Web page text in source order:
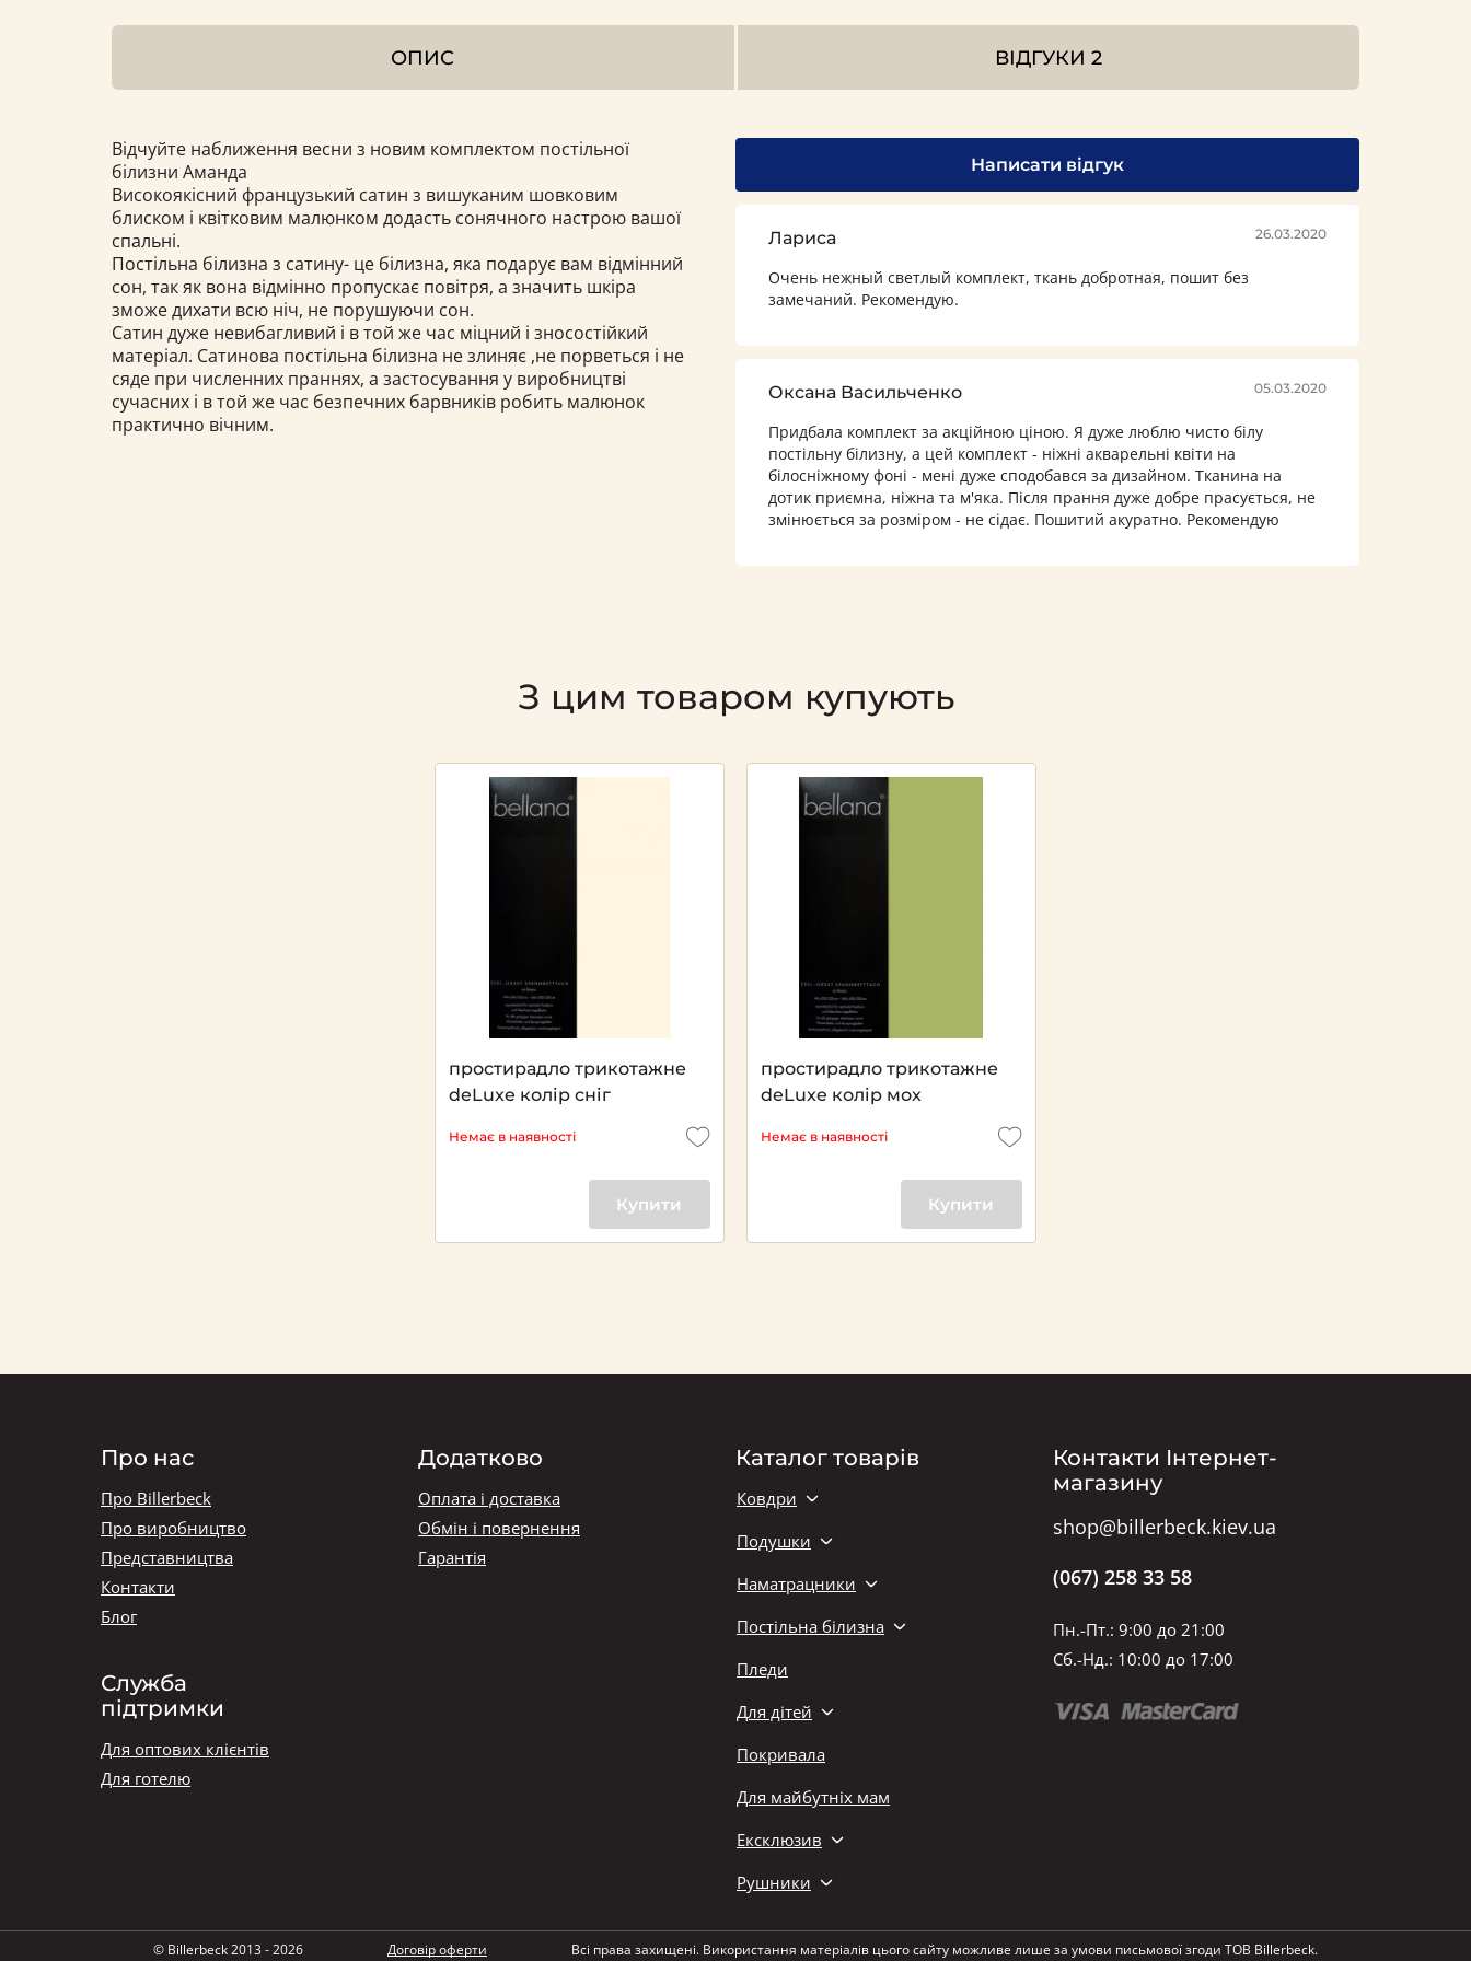
ОПИС ВІДГУКИ 2
Відчуйте наближення весни з новим комплектом постільної
білизни Аманда
Високоякісний французький сатин з вишуканим шовковим
блиском і квітковим малюнком додасть сонячного настрою вашої
спальні.
Постільна білизна з сатину- це білизна, яка подарує вам відмінний
сон, так як вона відмінно пропускає повітря, а значить шкіра
зможе дихати всю ніч, не порушуючи сон.
Сатин дуже невибагливий і в той же час міцний і зносостійкий
матеріал. Сатинова постільна білизна не злиняє ,не порветься і не
сяде при численних праннях, а застосування у виробництві
сучасних і в той же час безпечних барвників робить малюнок
практично вічним.
Написати відгук
Лариса 26.03.2020
Очень нежный светлый комплект, ткань добротная, пошит без
замечаний. Рекомендую.
Оксана Васильченко 05.03.2020
Придбала комплект за акційною ціною. Я дуже люблю чисто білу
постільну білизну, а цей комплект - ніжні акварельні квіти на
білосніжному фоні - мені дуже сподобався за дизайном. Тканина на
дотик приємна, ніжна та м'яка. Після прання дуже добре прасується, не
змінюється за розміром - не сідає. Пошитий акуратно. Рекомендую
З цим товаром купують
простирадло трикотажне
deLuxe колір сніг
Немає в наявності
Купити
простирадло трикотажне
deLuxe колір мох
Немає в наявності
Купити
Каталог товарів
Ковдри
Подушки
Наматрацники
Постільна білизна
Пледи
Для дітей
Покривала
Для майбутніх мам
Ексклюзив
Рушники
Про нас
Про Billerbeck
Про виробництво
Представництва
Контакти
Блог
Служба
підтримки
Для оптових клієнтів
Для готелю
Додатково
Оплата і доставка
Обмін і повернення
Гарантія
Контакти Інтернет-
магазину
shop@billerbeck.kiev.ua
(067) 258 33 58
Пн.-Пт.: 9:00 до 21:00
Сб.-Нд.: 10:00 до 17:00
© Billerbeck 2013 - 2026 Договір оферти Всі права захищені. Використання матеріалів цього сайту можливе лише за умови письмової згоди ТОВ Billerbeck.